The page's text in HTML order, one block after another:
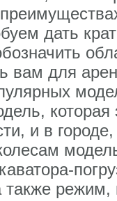
дать
для
и в
режим,